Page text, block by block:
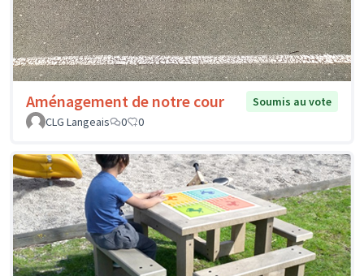
Aménagement de notre cour
Soumis au vote
CLG Langeais
0 0